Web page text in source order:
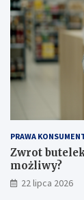
PRAWA
Zwrot
możliwy?
22 lipca 2026